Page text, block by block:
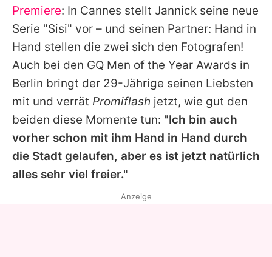
Redaktionelle Richtlinien
Impressum
Datenschutzerklärung
Nutzungsbedingungen
Utiq verwalten
Premiere: In Cannes stellt Jannick seine neue
Serie "Sisi" vor – und seinen Partner: Hand in
Hand stellen die zwei sich den Fotografen!
Auch bei den GQ Men of the Year Awards in
Berlin bringt der 29-Jährige seinen Liebsten
mit und verrät Promiflash jetzt, wie gut den
beiden diese Momente tun: "Ich bin auch
vorher schon mit ihm Hand in Hand durch
die Stadt gelaufen, aber es ist jetzt natürlich
alles sehr viel freier."
Anzeige